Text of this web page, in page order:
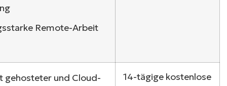
Remote-Arbeit
gehosteter und Cloud-
14-tägige kostenlose
Sie NinjaOne
Aktion